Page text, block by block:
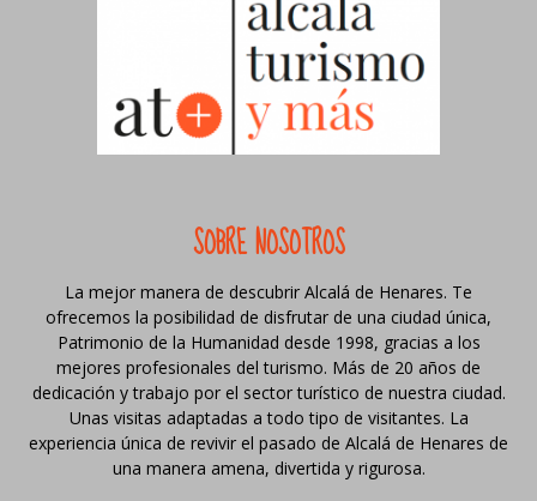
SOBRE NOSOTROS
La mejor manera de descubrir Alcalá de Henares. Te
ofrecemos la posibilidad de disfrutar de una ciudad única,
Patrimonio de la Humanidad desde 1998, gracias a los
mejores profesionales del turismo. Más de 20 años de
dedicación y trabajo por el sector turístico de nuestra ciudad.
Unas visitas adaptadas a todo tipo de visitantes. La
experiencia única de revivir el pasado de Alcalá de Henares de
una manera amena, divertida y rigurosa.